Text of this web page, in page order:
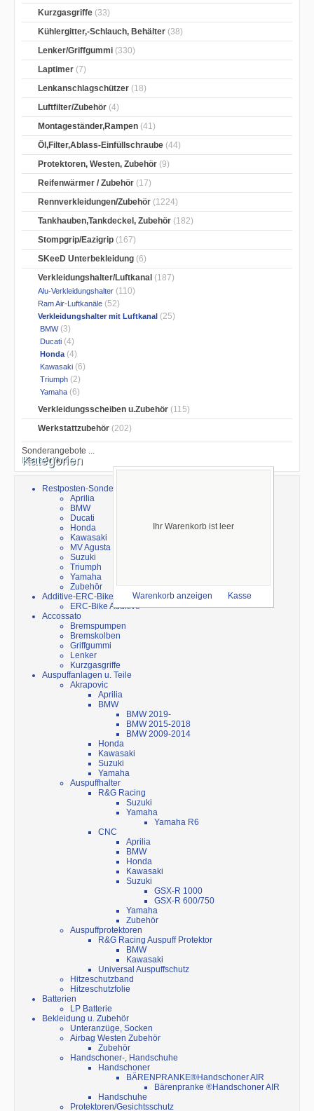
Kurzgasgriffe (33)
Kühlergitter,-Schlauch, Behälter (38)
Lenker/Griffgummi (330)
Laptimer (7)
Lenkanschlagschützer (18)
Luftfilter/Zubehör (4)
Montageständer,Rampen (41)
Öl,Filter,Ablass-Einfüllschraube (44)
Protektoren, Westen, Zubehör (9)
Reifenwärmer / Zubehör (17)
Rennverkleidungen/Zubehör (1224)
Tankhauben,Tankdeckel, Zubehör (182)
Stompgrip/Eazigrip (167)
SKeeD Unterbekleidung (6)
Verkleidungshalter/Luftkanal (187)
Alu-Verkleidungshalter (110)
Ram Air-Luftkanäle (52)
Verkleidungshalter mit Luftkanal (25)
BMW(3)
Ducati (4)
Honda(4)
Kawasaki (6)
Triumph (2)
Yamaha (6)
Verkleidungsscheiben u.Zubehör (115)
Werkstattzubehör (202)
Sonderangebote ...
Neue Artikel ...
Ihr Warenkorb ist leer
Warenkorb anzeigen Kasse
Kategorien
Restposten-Sonderverkauf
Aprilia
BMW
Ducati
Honda
Kawasaki
MV Agusta
Suzuki
Triumph
Yamaha
Zubehör
Additive-ERC-Bike
ERC-Bike Additive
Accossato
Bremspumpen
Bremskolben
Griffgummi
Lenker
Kurzgasgriffe
Auspuffanlagen u. Teile
Akrapovic
Aprilia
BMW
BMW 2019-
BMW 2015-2018
BMW 2009-2014
Honda
Kawasaki
Suzuki
Yamaha
Auspuffhalter
R&G Racing
Suzuki
Yamaha
Yamaha R6
CNC
Aprilia
BMW
Honda
Kawasaki
Suzuki
GSX-R 1000
GSX-R 600/750
Yamaha
Zubehör
Auspuffprotektoren
R&G Racing Auspuff Protektor
BMW
Kawasaki
Universal Auspuffschutz
Hitzeschutzband
Hitzeschutzfolie
Batterien
LP Batterie
Bekleidung u. Zubehör
Unteranzüge, Socken
Airbag Westen Zubehör
Zubehör
Handschoner-, Handschuhe
Handschoner
BÄRENPRANKE®Handschoner AIR
Bärenpranke ®Handschoner AIR
Handschuhe
Protektoren/Gesichtsschutz